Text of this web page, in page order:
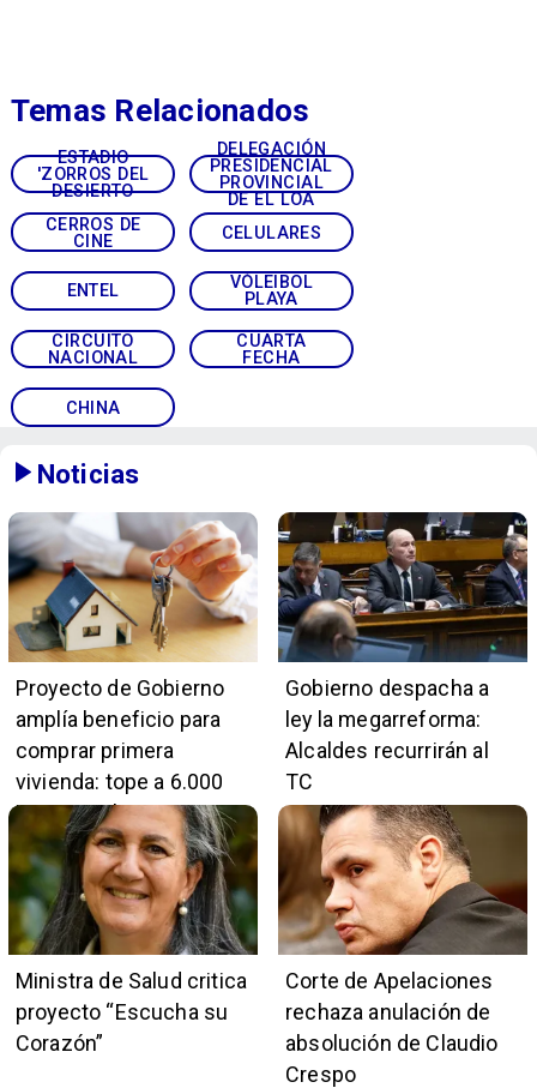
ESTADIO
'ZORROS DEL
DESIERTO
DELEGACIÓN
PRESIDENCIAL
PROVINCIAL
DE EL LOA
CERROS DE
CINE
CELULARES
ENTEL
VÓLEIBOL
PLAYA
CIRCUITO
NACIONAL
CUARTA
FECHA
CHINA
Temas Relacionados
Noticias
Proyecto de Gobierno
amplía beneficio para
comprar primera
vivienda: tope a 6.000
UF y 30 mil cupos
Gobierno despacha a
ley la megarreforma:
Alcaldes recurrirán al
TC
Ministra de Salud critica
proyecto “Escucha su
Corazón”
Corte de Apelaciones
rechaza anulación de
absolución de Claudio
Crespo